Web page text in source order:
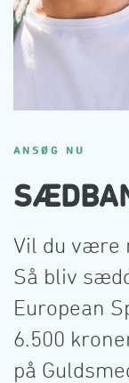
ANSØG NU
Vil du være
Så bliv
European
6.500
på